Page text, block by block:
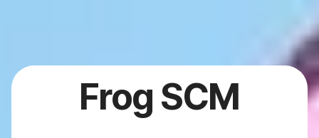
Frog SCM